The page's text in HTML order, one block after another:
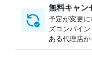
無料キャン
予定が変更
ズコンバイ
ある代理店